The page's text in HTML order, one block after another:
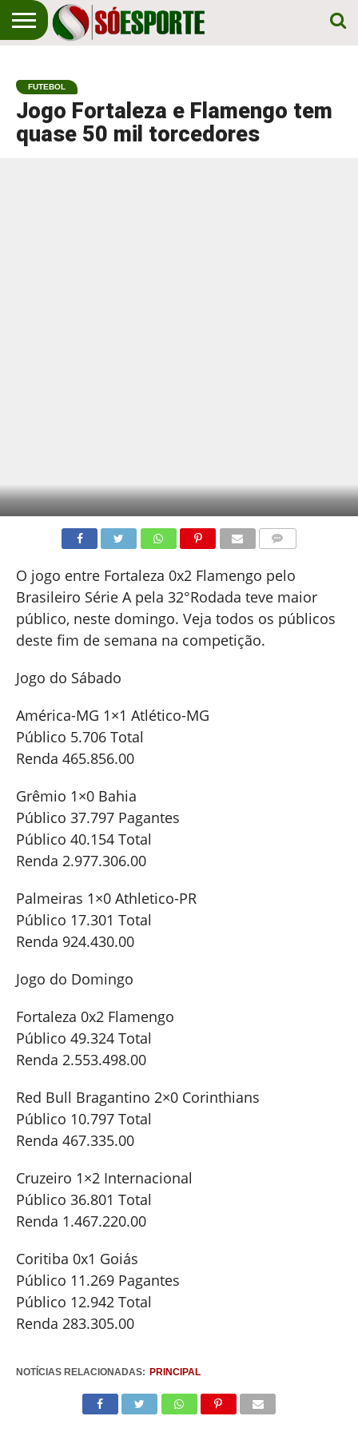
EM
PRIMEIRO
ESPORTE
FUTEBOL
Jogo Fortaleza e Flamengo tem
quase 50 mil torcedores
O jogo entre Fortaleza 0x2 Flamengo pelo
Brasileiro Série A pela 32°Rodada teve maior
público, neste domingo. Veja todos os públicos
deste fim de semana na competição.
Jogo do Sábado
América-MG 1×1 Atlético-MG
Público 5.706 Total
Renda 465.856.00
Grêmio 1×0 Bahia
Público 37.797 Pagantes
Público 40.154 Total
Renda 2.977.306.00
Palmeiras 1×0 Athletico-PR
Público 17.301 Total
Renda 924.430.00
Jogo do Domingo
Fortaleza 0x2 Flamengo
Público 49.324 Total
Renda 2.553.498.00
Red Bull Bragantino 2×0 Corinthians
Público 10.797 Total
Renda 467.335.00
Cruzeiro 1×2 Internacional
Público 36.801 Total
Renda 1.467.220.00
Coritiba 0x1 Goiás
Público 11.269 Pagantes
Público 12.942 Total
Renda 283.305.00
NOTÍCIAS RELACIONADAS: PRINCIPAL